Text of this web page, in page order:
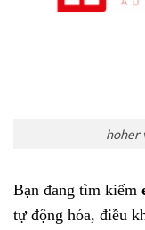
hoher
Bạn đang tìm kiếm
tự động hóa, điều